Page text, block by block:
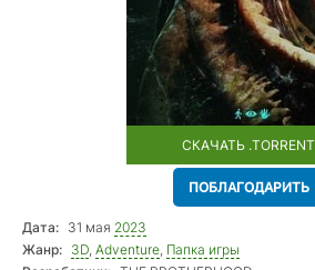
СКАЧАТЬ .TORRENT
ПОБЛАГОДАРИТЬ
Дата: 31 мая 2023
Жанр: 3D, Adventure, Папка игры